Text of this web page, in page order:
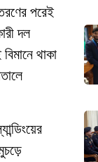
পরেই
দল
থাকা